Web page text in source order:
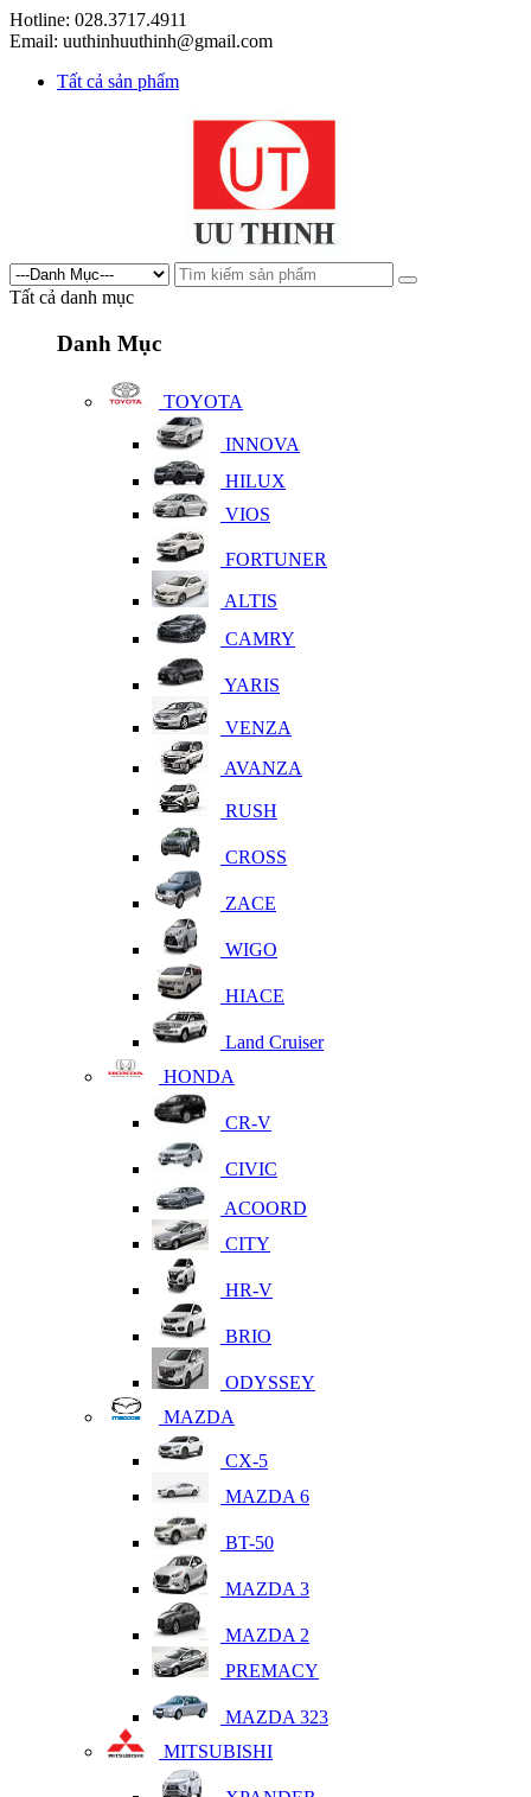
Hotline: 028.3717.4911
Email: uuthinhuuthinh@gmail.com
Tất cả sản phẩm
Tất cả danh mục
Danh Mục
TOYOTA
INNOVA
HILUX
VIOS
FORTUNER
ALTIS
CAMRY
YARIS
VENZA
AVANZA
RUSH
CROSS
ZACE
WIGO
HIACE
Land Cruiser
HONDA
CR-V
CIVIC
ACOORD
CITY
HR-V
BRIO
ODYSSEY
MAZDA
CX-5
MAZDA 6
BT-50
MAZDA 3
MAZDA 2
PREMACY
MAZDA 323
MITSUBISHI